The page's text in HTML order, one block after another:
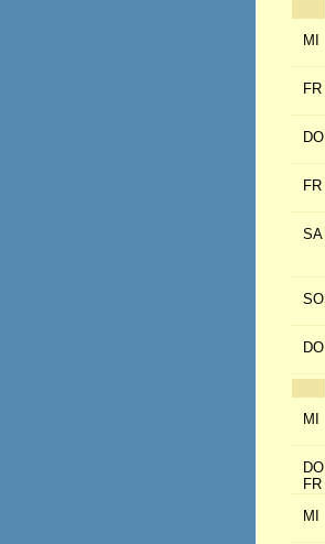
MI
FR
DO
FR
SA
SO
DO
MI
DO
FR
MI